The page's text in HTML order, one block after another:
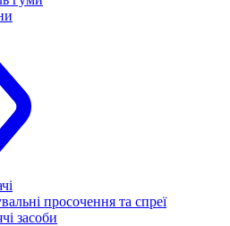
просочення та спреї
засоби